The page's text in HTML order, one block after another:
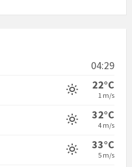
04:29
22°C
1 m/s
32°C
4 m/s
33°C
5 m/s